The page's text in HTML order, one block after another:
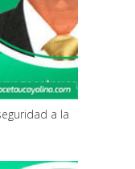
a la